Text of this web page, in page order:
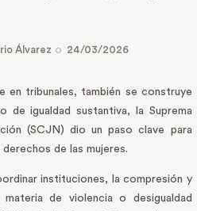
Álvarez 24/03/2026
en tribunales, también se construye
de igualdad sustantiva, la Suprema
(SCJN) dio un paso clave para
de las mujeres.
instituciones, la compresión y
de violencia o desigualdad